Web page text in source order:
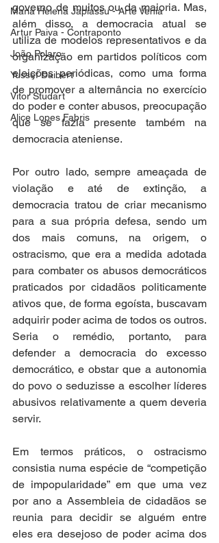
Maria Helena Japiassu - Arte Venia
Artur Paiva - Contraponto
João Polaro
Yussef Daibert
Vitor Studart
Alice Lopes Fabris
governo de muitos ou da maioria. Mas,
além disso, a democracia atual se
utiliza de modelos representativos e da
organização em partidos políticos com
eleições periódicas, como uma forma
de promover a alternância no exercício
do poder e conter abusos, preocupação
que se fazia presente também na
democracia ateniense.
Por outro lado, sempre ameaçada de
violação e até de extinção, a
democracia tratou de criar mecanismo
para a sua própria defesa, sendo um
dos mais comuns, na origem, o
ostracismo, que era a medida adotada
para combater os abusos democráticos
praticados por cidadãos politicamente
ativos que, de forma egoísta, buscavam
adquirir poder acima de todos os outros.
Seria o remédio, portanto, para
defender a democracia do excesso
democrático, e obstar que a autonomia
do povo o seduzisse a escolher líderes
abusivos relativamente a quem deveria
servir.
Em termos práticos, o ostracismo
consistia numa espécie de “competição
de impopularidade” em que uma vez
por ano a Assembleia de cidadãos se
reunia para decidir se alguém entre
eles era desejoso de poder acima dos